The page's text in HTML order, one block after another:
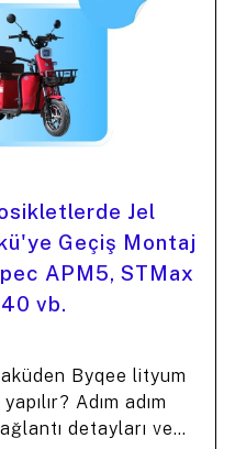
Jel
Geçiş Montaj
APM5, STMax
vb.
Byqee lityum
Adım adım
detayları ve